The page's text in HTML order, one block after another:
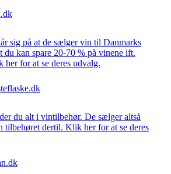
sig på at de sælger vin til Danmarks
du kan spare 20-70 % på vinene ift.
her for at se deres udvalg.
du alt i vintilbehør. De sælger altså
tilbehøret dertil. Klik her for at se deres